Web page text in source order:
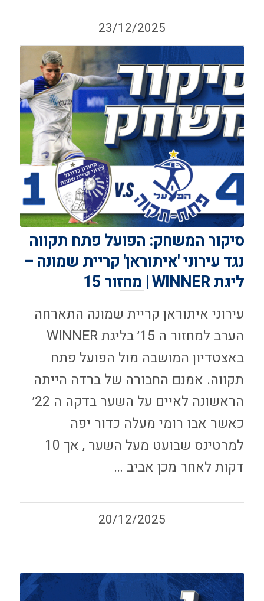
23/12/2025
סיקור המשחק: הפועל פתח תקווה
נגד עירוני 'איתוראן' קריית שמונה –
ליגת WINNER | מחזור 15
עירוני איתוראן קריית שמונה התארחה
הערב למחזור ה 15׳ בליגת WINNER
באצטדיון המושבה מול הפועל פתח
תקווה. אמנם החבורה של ברדה הייתה
הראשונה לאיים על השער בדקה ה 22׳
כאשר אבו רומי מעלה כדור יפה
למרטינס שבועט מעל השער , אך 10
דקות לאחר מכן אביב …
20/12/2025